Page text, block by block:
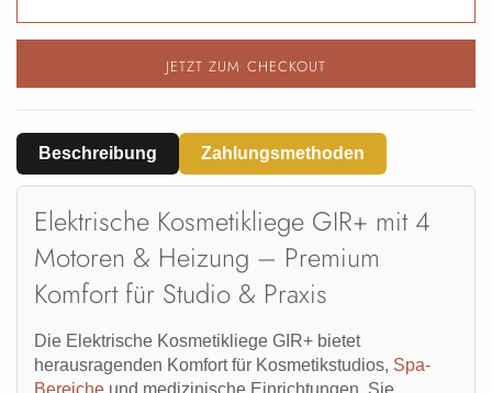
JETZT ZUM CHECKOUT
Beschreibung Zahlungsmethoden
Elektrische Kosmetikliege GIR+ mit 4
Motoren & Heizung – Premium
Komfort für Studio & Praxis
Die Elektrische Kosmetikliege GIR+ bietet
herausragenden Komfort für Kosmetikstudios, Spa-
Bereiche und medizinische Einrichtungen. Sie